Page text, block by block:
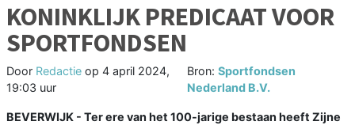
KONINKLIJK PREDICAAT VOOR
SPORTFONDSEN
Door Redactie op 4 april 2024,
19:03 uur
Bron: Sportfondsen
Nederland B.V.
BEVERWIJK - Ter ere van het 100-jarige bestaan heeft Zijne